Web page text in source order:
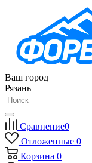
Ваш город
Рязань
Сравнение0
Отложенные 0
Корзина 0